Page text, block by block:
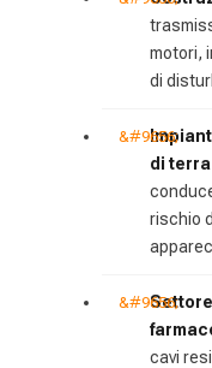
motori,
di
di
rischio
cavi